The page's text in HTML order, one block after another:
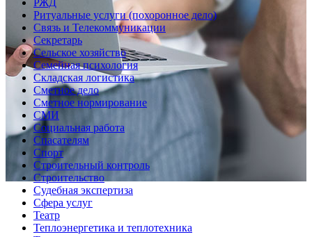
РЖД
Ритуальные услуги (похоронное дело)
Связь и Телекоммуникации
Секретарь
Сельское хозяйство
Семейная психология
Складская логистика
Сметное дело
Сметное нормирование
СМИ
Социальная работа
Спасателям
Спорт
Строительный контроль
Строительство
Судебная экспертиза
Сфера услуг
Театр
Теплоэнергетика и теплотехника